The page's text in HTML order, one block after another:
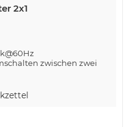
2x1
zwischen zwei
Software nötig
0,60 m